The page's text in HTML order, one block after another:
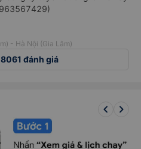
- Hà Nội (Gia Lâm)
đánh giá
keyboard_arrow_left keyboard_arrow_right